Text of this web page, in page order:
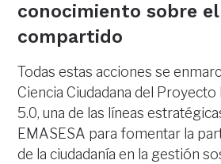
conocimiento sobre
compartido
Todas estas acciones se
Ciencia Ciudadana del Proyecto
5.0, una de las líneas
EMASESA para fomentar la
de la ciudadanía en la gestión